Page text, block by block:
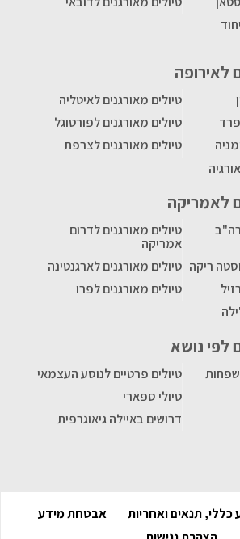
לאירופה
טיולים מאורגנים לאיטליה
טיולים מאורגנים לפורטוגל
טיולים מאורגנים לצרפת
לאמריקה
טיולים מאורגנים לדרום
אמריקה
ריקה טיולים מאורגנים לארגנטינה
טיולים מאורגנים לפרו
לפי נושא
טיולים פרטיים לנוסע העצמאי
טיולי ספארי
דרושים באיילה גיאוגרפית
כללי, תנאים ואחריות
אבטחת מידע